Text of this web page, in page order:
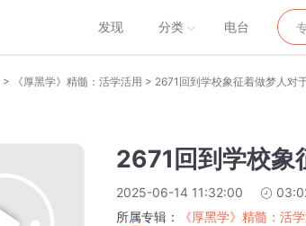
发现 分类 电台
> 《厚黑学》精髓：活学活用 > 2671回到学校象征着做梦人对
2671回到学校象
2025-06-14 11:32:00
所属专辑：
《厚黑学》精髓：活